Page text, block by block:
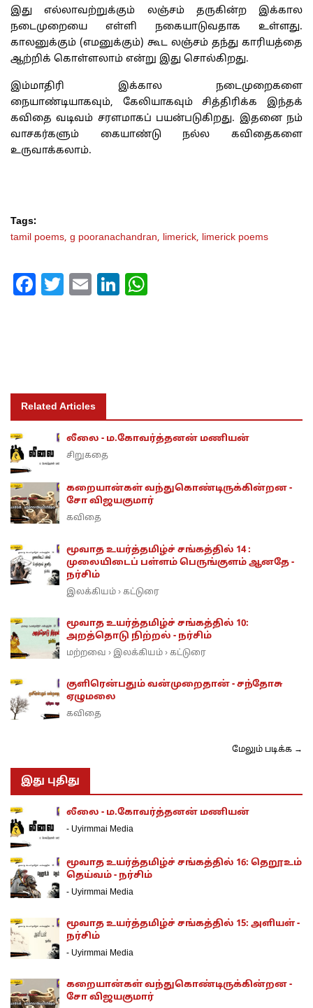
இது எல்லாவற்றுக்கும் லஞ்சம் தருகின்ற இக்கால
நடைமுறையை எள்ளி நகையாடுவதாக உள்ளது.
காலனுக்கும் (எமனுக்கும்) கூட லஞ்சம் தந்து காரியத்தை
ஆற்றிக் கொள்ளலாம் என்று இது சொல்கிறது.
இம்மாதிரி இக்கால நடைமுறைகளை
நையாண்டியாகவும், கேலியாகவும் சித்திரிக்க இந்தக்
கவிதை வடிவம் சரளமாகப் பயன்படுகிறது. இதனை நம்
வாசகர்களும் கையாண்டு நல்ல கவிதைகளை
உருவாக்கலாம்.
Tags:
tamil poems, g pooranachandran, limerick, limerick poems
Facebook
Twitter
EmailLinkedIn
Related Articles
லீலை - ம.கோவர்த்தனன் மணியன்
சிறுகதை
கறையான்கள் வந்துகொண்டிருக்கின்றன -
சோ விஜயகுமார்
கவிதை
மூவாத உயர்த்தமிழ்ச் சங்கத்தில் 14 :
முலையிடைப் பள்ளம் பெருங்குளம் ஆனதே -
நர்சிம்
இலக்கியம் › கட்டுரை
மூவாத உயர்த்தமிழ்ச் சங்கத்தில் 10:
அறத்தொடு நிற்றல் - நர்சிம்
மற்றவை › இலக்கியம் › கட்டுரை
குளிரென்பதும் வன்முறைதான் - சந்தோசு
ஏழுமலை
கவிதை
மேலும் படிக்க →
இது புதிது
லீலை - ம.கோவர்த்தனன் மணியன்
- Uyirmmai Media
மூவாத உயர்த்தமிழ்ச் சங்கத்தில் 16: தெறூஉம்
தெய்வம் - நர்சிம்
- Uyirmmai Media
மூவாத உயர்த்தமிழ்ச் சங்கத்தில் 15: அளியள் -
நர்சிம்
- Uyirmmai Media
கறையான்கள் வந்துகொண்டிருக்கின்றன -
சோ விஜயகுமார்